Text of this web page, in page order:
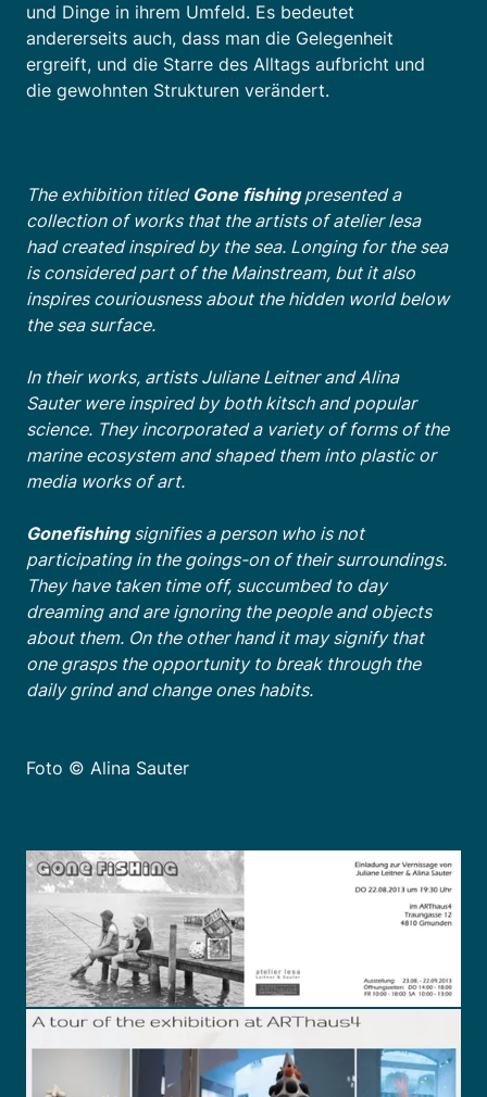
und Dinge in ihrem Umfeld. Es bedeutet
andererseits auch, dass man die Gelegenheit
ergreift, und die Starre des Alltags aufbricht und
die gewohnten Strukturen verändert.
The exhibition titled Gone fishingpresented a
collection of works that the artists of atelier lesa
had created inspired by the sea. Longing for the sea
is considered part of the Mainstream, but it also
inspires couriousness about the hidden world below
the sea surface.
In their works, artists Juliane Leitner and Alina
Sauter were inspired by both kitsch and popular
science. They incorporated a variety of forms of the
marine ecosystem and shaped them into plastic or
media works of art.
Gonefishingsignifies a person who is not
participating in the goings-on of their surroundings.
They have taken time off, succumbed to day
dreaming and are ignoring the people and objects
about them. On the other hand it may signify that
one grasps the opportunity to break through the
daily grind and change ones habits.
Foto © Alina Sauter